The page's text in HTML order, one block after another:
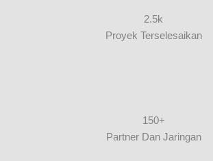
2.5k
Proyek Terselesaikan
150+
Partner Dan Jaringan